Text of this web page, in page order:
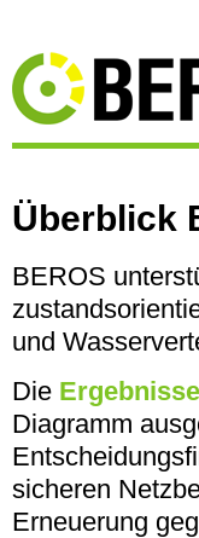
Überblick
BEROS
und
Die Ergebnisse
Diagramm
sicheren
Erneuerung